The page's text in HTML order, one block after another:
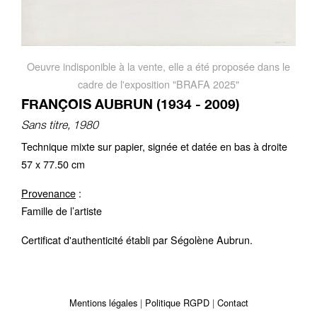
Oeuvre indisponible à la vente, elle a été proposée dans le
cadre de l'exposition "BRAFA 2025"
FRANÇOIS AUBRUN (1934 - 2009)
Sans titre, 1980
Technique mixte sur papier, signée et datée en bas à droite
57 x 77.50 cm
Provenance :
Famille de l’artiste
Certificat d'authenticité établi par Ségolène Aubrun.
Mentions légales Politique RGPD Contact